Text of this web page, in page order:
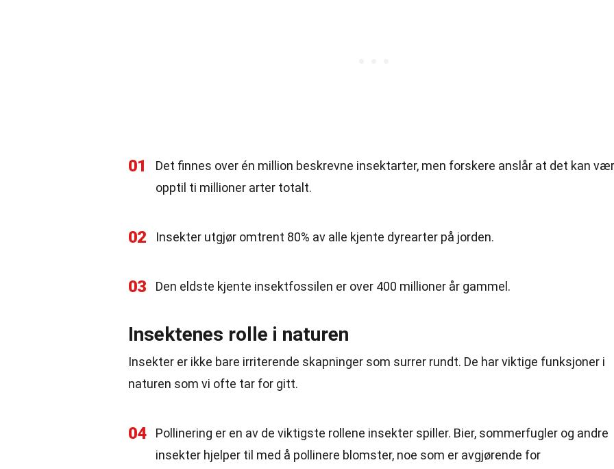
01
Det finnes over én million beskrevne insektarter, men forskere anslår at det kan
opptil ti millioner arter totalt.
02 Insekter utgjør omtrent 80% av alle kjente dyrearter på jorden.
03 Den eldste kjente insektfossilen er over 400 millioner år gammel.
Insektenes rolle i naturen
Insekter er ikke bare irriterende skapninger som surrer rundt. De har viktige funksjoner i
naturen som vi ofte tar for gitt.
04
Pollinering er en av de viktigste rollene insekter spiller. Bier, sommerfugler og andre
insekter hjelper til med å pollinere blomster, noe som er avgjørende for